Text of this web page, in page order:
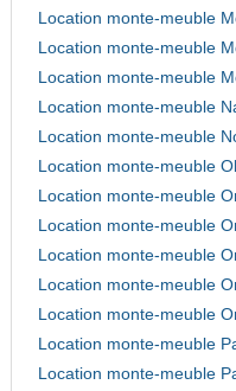
Location monte-meuble
Location monte-meuble
Location monte-meuble
Location monte-meuble
Location monte-meuble
Location monte-meuble
Location monte-meuble
Location monte-meuble
Location monte-meuble
Location monte-meuble
Location monte-meuble
Location monte-meuble
Location monte-meuble